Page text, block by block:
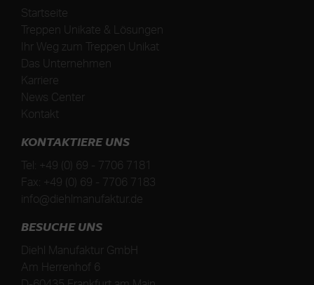
Startseite
Treppen Unikate & Lösungen
Ihr Weg zum Treppen Unikat
Das Unternehmen
Karriere
News Center
Kontakt
KONTAKTIERE UNS
Tel: +49 (0) 69 - 7706 7181
Fax: +49 (0) 69 - 7706 7183
info@diehlmanufaktur.de
BESUCHE UNS
Diehl Manufaktur GmbH
Am Herrenhof 6